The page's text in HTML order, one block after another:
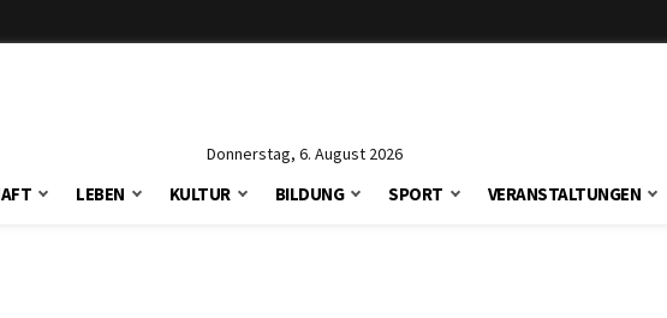
Donnerstag, 6. August 2026
LEBEN KULTUR BILDUNG SPORT VERANSTALTUNGEN